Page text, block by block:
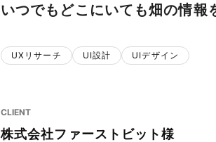
いつでもどこにいても畑の情報
UXリサーチ UI設計 UIデザイン
CLIENT
株式会社ファーストビット様